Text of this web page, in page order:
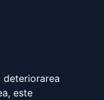
este